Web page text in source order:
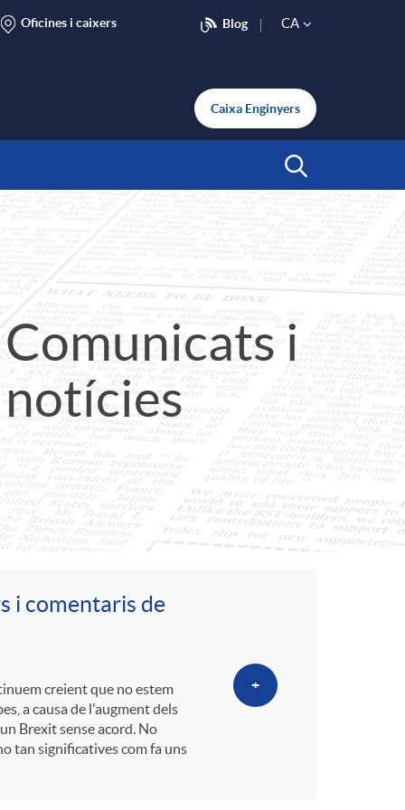
Oficines i caixers Blog
e
e
c
t
o
r
d
d
CA
Caixa Enginyers
Comunicats i
notícies
i comentaris de
creient que no estem
a causa de l'augment dels
Brexit sense acord. No
tan significatives com fa uns
+